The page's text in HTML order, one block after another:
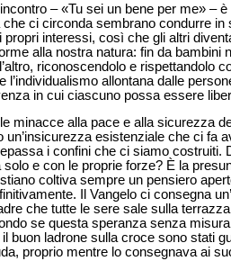
– «Tu sei un bene per me»
che ci circonda sembrano condurre
propri interessi, così che gli altri
alla nostra natura: fin da
riconoscendolo e rispettandolo
l’individualismo allontana dalle
in cui ciascuno possa essere
minacce alla pace e alla sicurezza
un’insicurezza esistenziale che ci fa
i confini che ci siamo costruiti.
e con le proprie forze? È la
coltiva sempre un pensiero
Il Vangelo ci consegna
che tutte le sere sale sulla
se questa speranza senza
buon ladrone sulla croce sono stati
proprio mentre lo consegnava ai